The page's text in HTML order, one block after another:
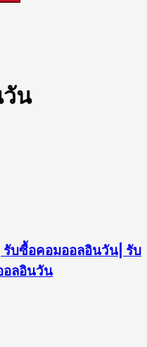
น
บซื้อคอมออลอินวัน| รับ
อลอินวัน